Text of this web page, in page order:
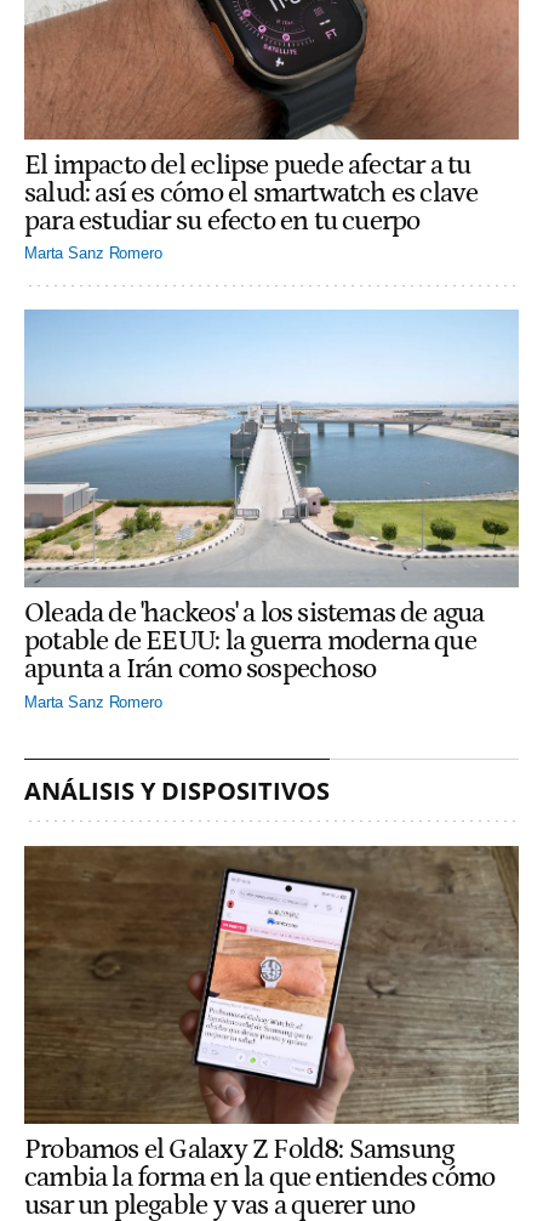
El impacto del eclipse puede afectar a tu
salud: así es cómo el smartwatch es clave
para estudiar su efecto en tu cuerpo
Marta Sanz Romero
Oleada de 'hackeos' a los sistemas de agua
potable de EEUU: la guerra moderna que
apunta a Irán como sospechoso
Marta Sanz Romero
ANÁLISIS Y DISPOSITIVOS
Probamos el Galaxy Z Fold8: Samsung
cambia la forma en la que entiendes cómo
usar un plegable y vas a querer uno